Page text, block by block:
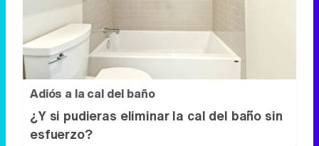
Adiós a la cal del baño
¿Y si pudieras eliminar la cal del baño sin
esfuerzo?